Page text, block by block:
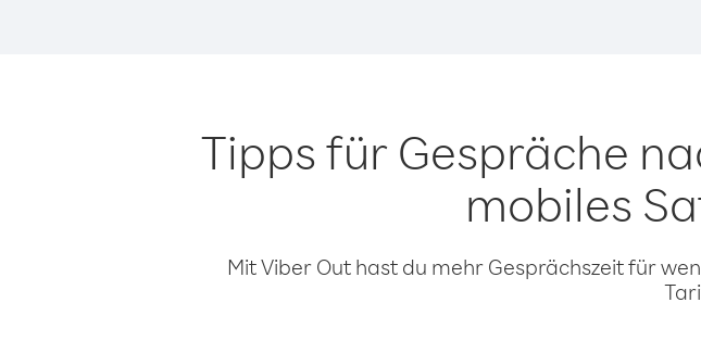
Tipps für Gespräche
mobiles
Mit Viber Out hast du mehr Gesprächszeit für